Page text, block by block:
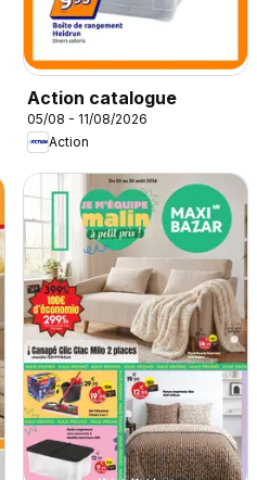
Action catalogue
05/08 - 11/08/2026
Action